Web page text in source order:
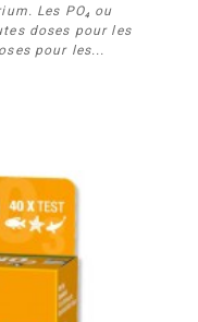
Les PO₄ ou
doses pour les
pour les...